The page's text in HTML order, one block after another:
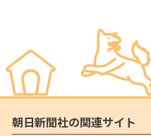
朝日新聞社の関連サイト